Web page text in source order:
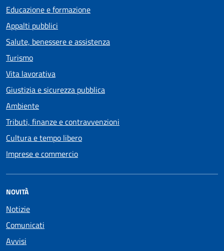
Educazione e formazione
Appalti pubblici
Salute, benessere e assistenza
Turismo
Vita lavorativa
Giustizia e sicurezza pubblica
Ambiente
Tributi, finanze e contravvenzioni
Cultura e tempo libero
Imprese e commercio
NOVITÀ
Notizie
Comunicati
Avvisi